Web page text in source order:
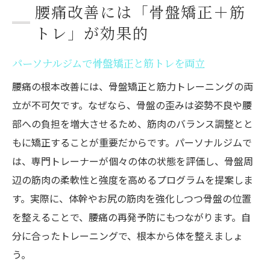
腰痛改善には「骨盤矯正＋筋
トレ」が効果的
パーソナルジムで骨盤矯正と筋トレを両立
腰痛の根本改善には、骨盤矯正と筋力トレーニングの両
立が不可欠です。なぜなら、骨盤の歪みは姿勢不良や腰
部への負担を増大させるため、筋肉のバランス調整とと
もに矯正することが重要だからです。パーソナルジムで
は、専門トレーナーが個々の体の状態を評価し、骨盤周
辺の筋肉の柔軟性と強度を高めるプログラムを提案しま
す。実際に、体幹やお尻の筋肉を強化しつつ骨盤の位置
を整えることで、腰痛の再発予防にもつながります。自
分に合ったトレーニングで、根本から体を整えましょ
う。